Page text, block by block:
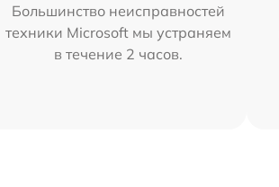
Большинство неисправностей
техники Microsoft мы устраняем
в течение 2 часов.